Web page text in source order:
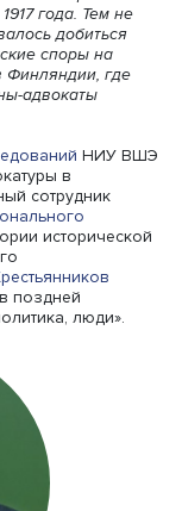
XIX — начале
(адвоката)
как запрет на
Этот запрет
1917 года.
споры на
а в Финляндии,
адвокаты
исследований
сотрудник
регионального
Крестьянников
в поздней
политика,